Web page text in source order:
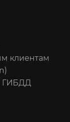
клиентам
ГИБДД